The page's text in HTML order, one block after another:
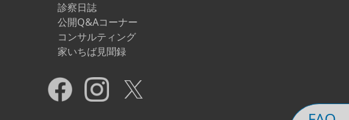
診察日誌
公開Q&Aコーナー
コンサルティング
家いちば見聞録